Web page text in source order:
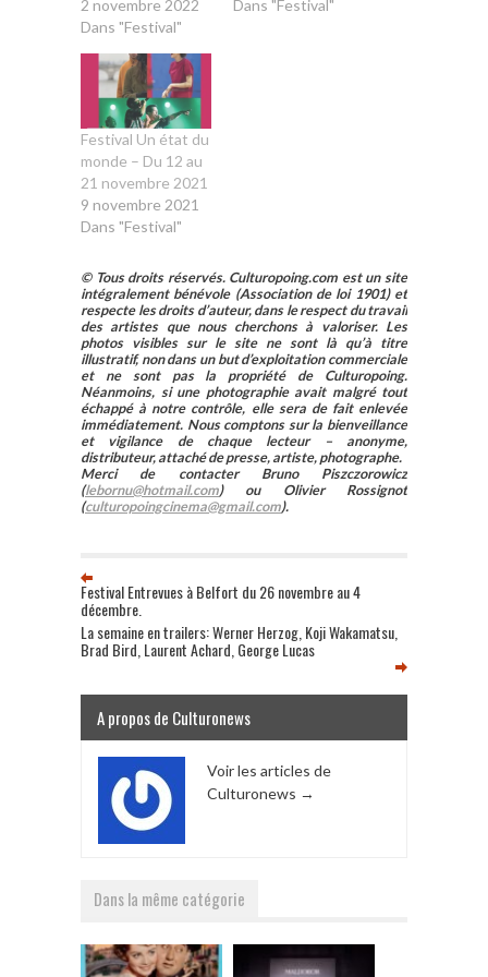
2 novembre 2022
Dans "Festival"
Dans "Festival"
Festival Un état du
monde – Du 12 au
21 novembre 2021
9 novembre 2021
Dans "Festival"
© Tous droits réservés. Culturopoing.com est un site
intégralement bénévole (Association de loi 1901) et
respecte les droits d’auteur, dans le respect du travail
des artistes que nous cherchons à valoriser. Les
photos visibles sur le site ne sont là qu’à titre
illustratif, non dans un but d’exploitation commerciale
et ne sont pas la propriété de Culturopoing.
Néanmoins, si une photographie avait malgré tout
échappé à notre contrôle, elle sera de fait enlevée
immédiatement. Nous comptons sur la bienveillance
et vigilance de chaque lecteur – anonyme,
distributeur, attaché de presse, artiste, photographe.
Merci de contacter Bruno Piszczorowicz
(lebornu@hotmail.com) ou Olivier Rossignot
(culturopoingcinema@gmail.com).
Festival Entrevues à Belfort du 26 novembre au 4
décembre.
La semaine en trailers: Werner Herzog, Koji Wakamatsu,
Brad Bird, Laurent Achard, George Lucas
A propos de Culturonews
Voir les articles de
Culturonews →
Dans la même catégorie